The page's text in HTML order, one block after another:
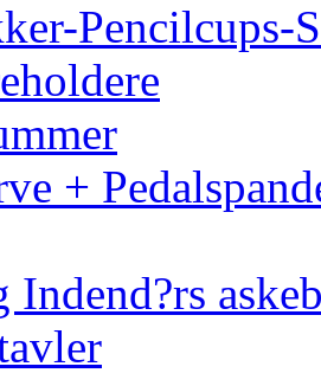
Pencilcups-
+
Indend?rs